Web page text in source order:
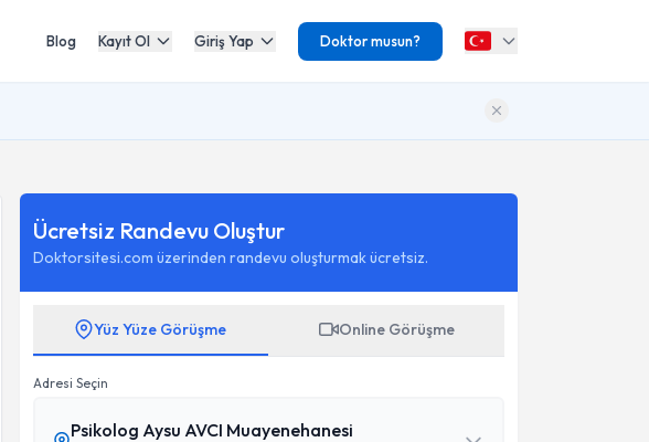
Blog Kayıt Ol Giriş Yap Doktor musun?
Ücretsiz Randevu Oluştur
Doktorsitesi.com üzerinden randevu oluşturmak ücretsiz.
Yüz Yüze Görüşme Online Görüşme
Adresi Seçin
Psikolog Aysu AVCI Muayenehanesi